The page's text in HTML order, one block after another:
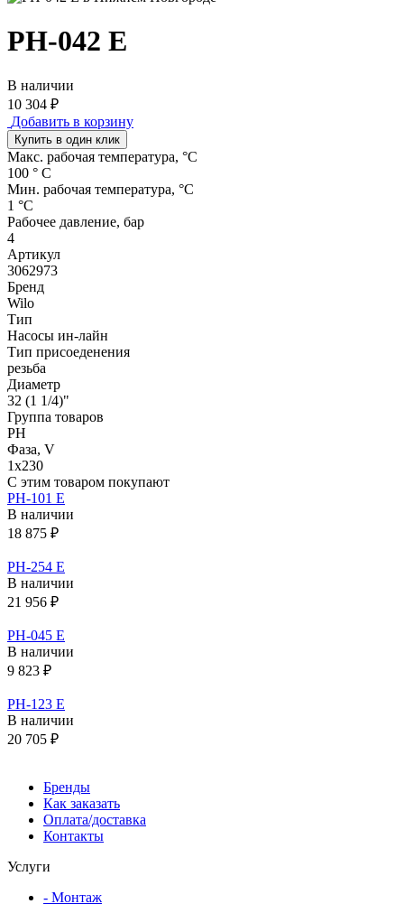
PH-042 E
В наличии
10 304 ₽
Добавить в корзину
Купить в один клик
Макс. рабочая температура, °C
100 ° C
Мин. рабочая температура, °C
1 °C
Рабочее давление, бар
4
Артикул
3062973
Бренд
Wilo
Тип
Насосы ин-лайн
Тип присоеденения
резьба
Диаметр
32 (1 1/4)"
Группа товаров
PH
Фаза, V
1х230
С этим товаром покупают
PH-101 E
В наличии
18 875 ₽
PH-254 E
В наличии
21 956 ₽
PH-045 E
В наличии
9 823 ₽
PH-123 E
В наличии
20 705 ₽
Бренды
Как заказать
Оплата/доставка
Контакты
Услуги
- Монтаж